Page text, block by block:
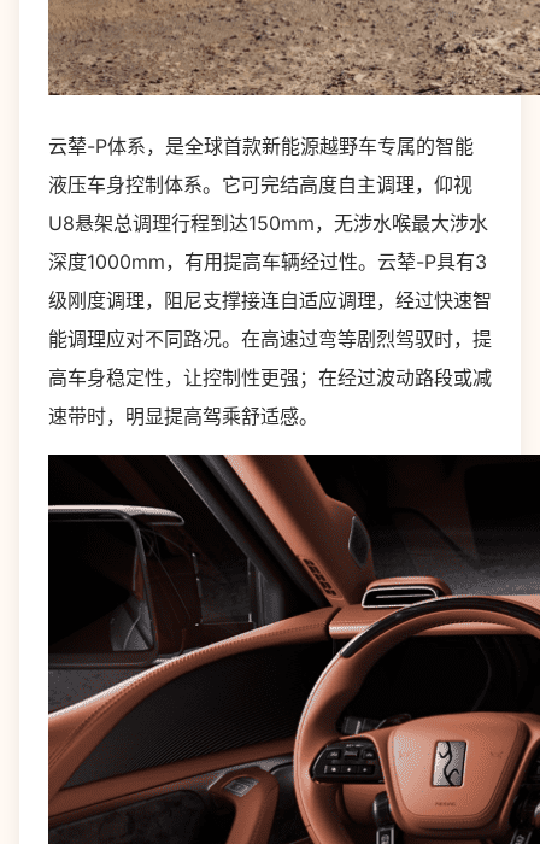
云辇-P体系，是全球首款新能源越野车专属的智能
液压车身控制体系。它可完结高度自主调理，仰视
U8悬架总调理行程到达150mm，无涉水喉最大涉水
深度1000mm，有用提高车辆经过性。云辇-P具有3
级刚度调理，阻尼支撑接连自适应调理，经过快速智
能调理应对不同路况。在高速过弯等剧烈驾驭时，提
高车身稳定性，让控制性更强；在经过波动路段或减
速带时，明显提高驾乘舒适感。